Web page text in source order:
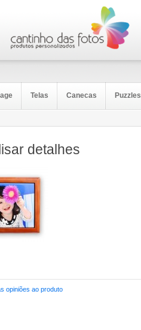
Telas Canecas Puzzles
detalhes
opiniões ao produto